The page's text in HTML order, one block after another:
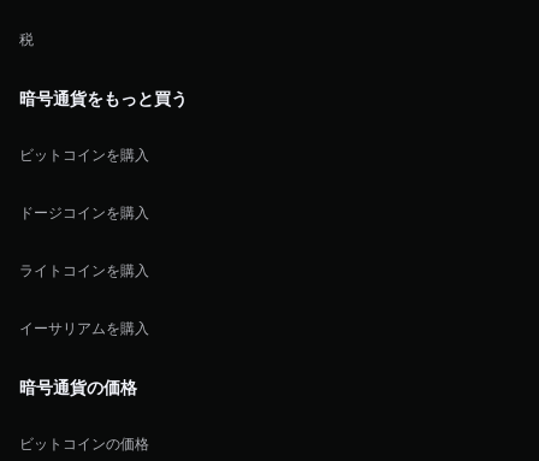
税
暗号通貨をもっと買う
ビットコインを購入
ドージコインを購入
ライトコインを購入
イーサリアムを購入
暗号通貨の価格
ビットコインの価格